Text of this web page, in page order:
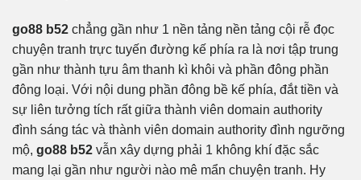
go88 b52 chẳng gần như 1 nền tảng nền tảng cội rễ đọc
chuyện tranh trực tuyến đường kế phía ra là nơi tập trung
gần như thành tựu âm thanh kì khôi và phần đông phần
đông loại. Với nội dung phần đông bề kế phía, đắt tiền và
sự liên tưởng tích rất giữa thành viên domain authority
đình sáng tác và thành viên domain authority đình ngưỡng
mộ, go88 b52 vẫn xây dựng phải 1 không khí đặc sắc
mang lại gần như người nào mê mẩn chuyện tranh. Hy